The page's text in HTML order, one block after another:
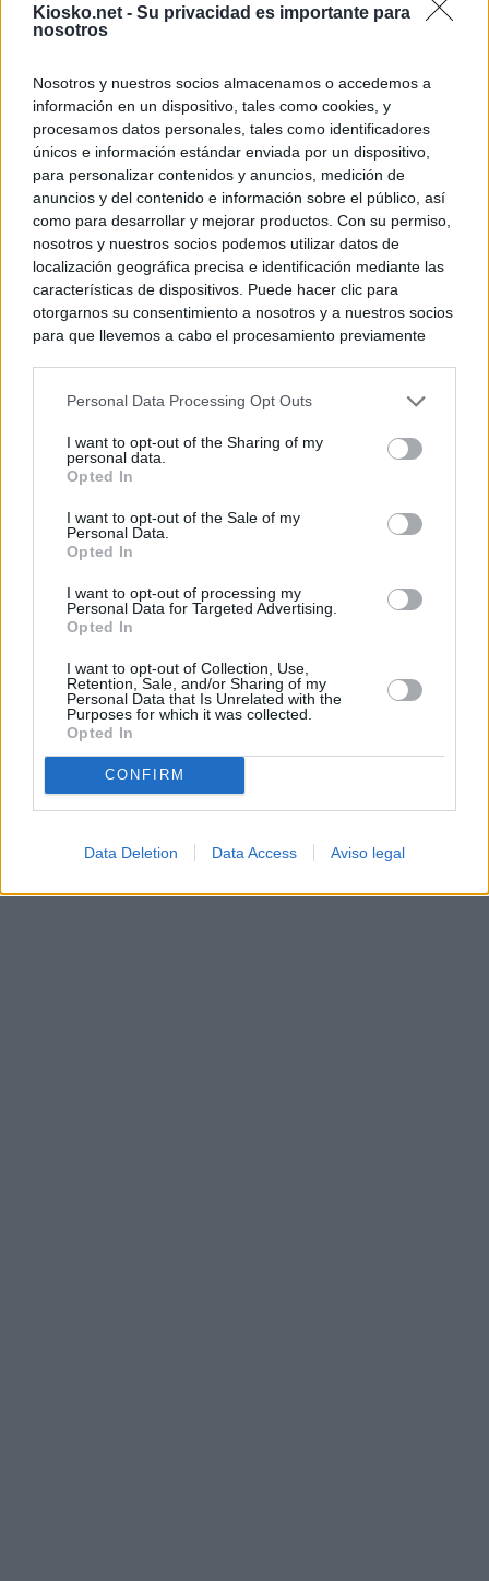
Kiosko.net - Su privacidad es importante para
nosotros
Nosotros y nuestros socios almacenamos o accedemos a
información en un dispositivo, tales como cookies, y
procesamos datos personales, tales como identificadores
únicos e información estándar enviada por un dispositivo,
para personalizar contenidos y anuncios, medición de
anuncios y del contenido e información sobre el público, así
como para desarrollar y mejorar productos. Con su permiso,
nosotros y nuestros socios podemos utilizar datos de
localización geográfica precisa e identificación mediante las
características de dispositivos. Puede hacer clic para
otorgarnos su consentimiento a nosotros y a nuestros socios
para que llevemos a cabo el procesamiento previamente
negar su consentimiento. Tenga en cuenta que algún
de su consentimiento, pero usted tiene el derecho de
rechazar tal procesamiento. Sus preferencias se aplicarán
cualquier momento entrando de nuevo en este sitio web o
visitando nuestra política de privacidad.
Personal Data Processing Opt Outs
I want to opt-out of the Sharing of my
personal data.
Opted In
I want to opt-out of the Sale of my
Personal Data.
Opted In
I want to opt-out of processing my
Personal Data for Targeted Advertising.
Opted In
I want to opt-out of Collection, Use,
Retention, Sale, and/or Sharing of my
Personal Data that Is Unrelated with the
Purposes for which it was collected.
Opted In
CONFIRM
Data Deletion Data Access Aviso legal